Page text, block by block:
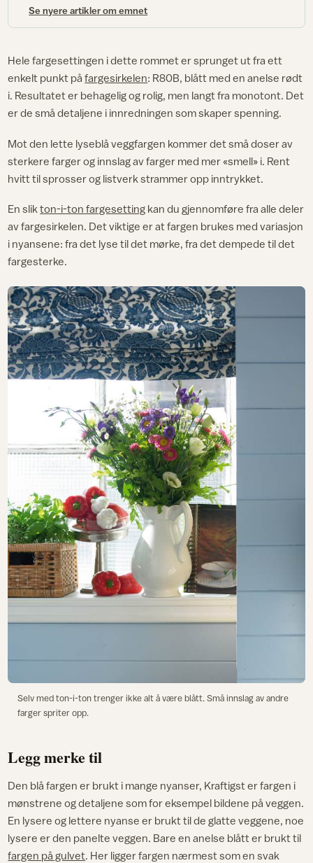
Se nyere artikler om emnet
Hele fargesettingen i dette rommet er sprunget ut fra ett
enkelt punkt påfargesirkelen: R80B, blått med en anelse rødt
i. Resultatet er behagelig og rolig, men langt fra monotont. Det
er de små detaljene i innredningen som skaper spenning.
Mot den lette lyseblå veggfargen kommer det små doser av
sterkere farger og innslag av farger med mer «smell» i. Rent
hvitt til sprosser og listverk strammer opp inntrykket.
En slikton-i-ton fargesetting kan du gjennomføre fra alle deler
av fargesirkelen. Det viktige er at fargen brukes med variasjon
i nyansene: fra det lyse til det mørke, fra det dempede til det
fargesterke.
Selv med ton-i-ton trenger ikke alt å være blått. Små innslag av andre
farger spriter opp.
Legg merke til
Den blå fargen er brukt i mange nyanser, Kraftigst er fargen i
mønstrene og detaljene som for eksempel bildene på veggen.
En lysere og lettere nyanse er brukt til de glatte veggene, noe
lysere er den panelte veggen. Bare en anelse blått er brukt til
fargen på gulvet. Her ligger fargen nærmest som en svak